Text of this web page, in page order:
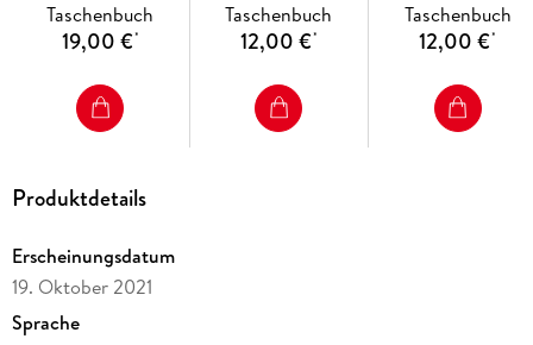
Taschenbuch
19,00 €*
Taschenbuch
12,00 €*
Taschenbuch
12,00 €*
Produktdetails
Erscheinungsdatum
19. Oktober 2021
Sprache